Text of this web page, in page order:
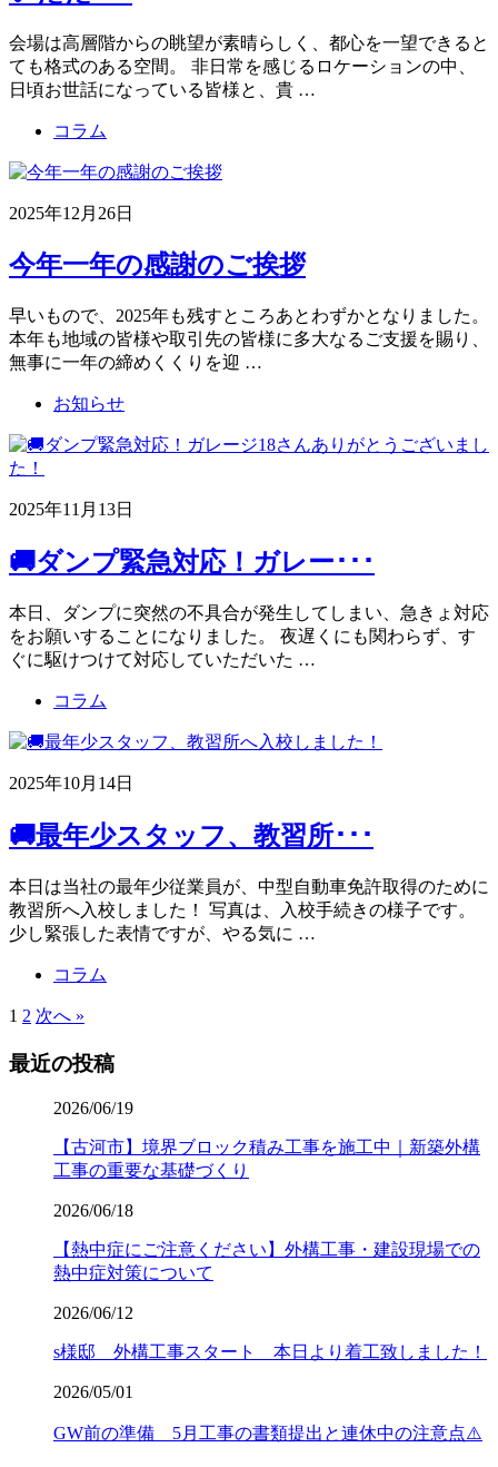
会場は高層階からの眺望が素晴らしく、都心を一望できると
ても格式のある空間。 非日常を感じるロケーションの中、
日頃お世話になっている皆様と、貴 …
コラム
2025年12月26日
今年一年の感謝のご挨拶
早いもので、2025年も残すところあとわずかとなりました。
本年も地域の皆様や取引先の皆様に多大なるご支援を賜り、
無事に一年の締めくくりを迎 …
お知らせ
2025年11月13日
🚚ダンプ緊急対応！ガレー･･･
本日、ダンプに突然の不具合が発生してしまい、急きょ対応
をお願いすることになりました。 夜遅くにも関わらず、す
ぐに駆けつけて対応していただいた …
コラム
2025年10月14日
🚚最年少スタッフ、教習所･･･
本日は当社の最年少従業員が、中型自動車免許取得のために
教習所へ入校しました！ 写真は、入校手続きの様子です。
少し緊張した表情ですが、やる気に …
コラム
1 2 次へ »
最近の投稿
2026/06/19
【古河市】境界ブロック積み工事を施工中｜新築外構
工事の重要な基礎づくり
2026/06/18
【熱中症にご注意ください】外構工事・建設現場での
熱中症対策について
2026/06/12
s様邸 外構工事スタート 本日より着工致しました！
2026/05/01
GW前の準備 5月工事の書類提出と連休中の注意点⚠️